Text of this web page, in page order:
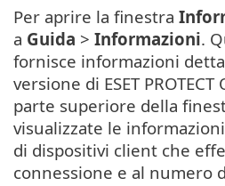
Per aprire la finestra
a Guida > Informazioni.
fornisce informazioni
versione di ESET
parte superiore della
visualizzate le
di dispositivi client che
connessione e al numero